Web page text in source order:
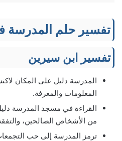
تفسير حلم المدرسة
تفسير ابن سيرين
المدرسة دليل على المكان
المعلومات والمعرفة.
القراءة في مسجد المدرسة
من الأشخاص الصالحين،
ترمز المدرسة إلى حب